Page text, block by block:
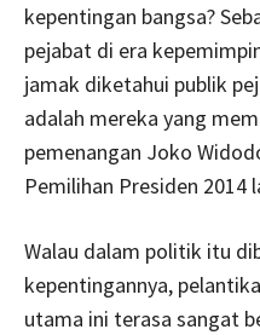
kepentingan bangsa?
pejabat di era
jamak diketahui publik
adalah mereka yang
pemenangan Joko
Pemilihan Presiden 2014
Walau dalam politik itu
kepentingannya,
utama ini terasa sangat